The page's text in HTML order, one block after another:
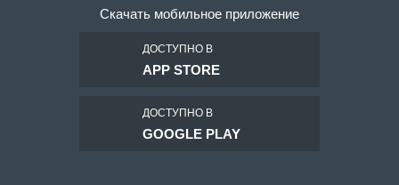
Скачать мобильное приложение
ДОСТУПНО В
APP STORE
ДОСТУПНО В
GOOGLE PLAY